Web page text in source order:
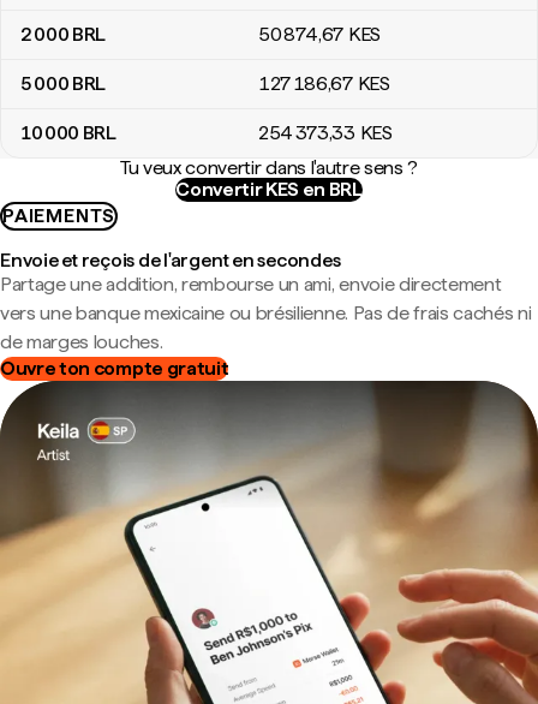
2 000 BRL 50 874,67 KES
5 000 BRL 127 186,67 KES
10 000 BRL 254 373,33 KES
Tu veux convertir dans l'autre sens ?
Convertir KES en BRL
PAIEMENTS
Envoie et reçois de l'argent en secondes
Partage une addition, rembourse un ami, envoie directement
vers une banque mexicaine ou brésilienne. Pas de frais cachés ni
de marges louches.
Ouvre ton compte gratuit